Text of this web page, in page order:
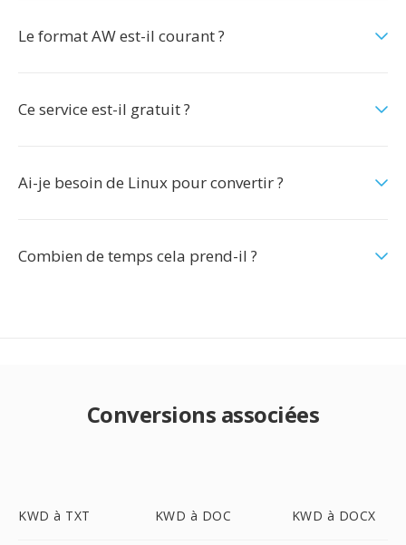
Le format AW est-il courant ?
Ce service est-il gratuit ?
Ai-je besoin de Linux pour convertir ?
Combien de temps cela prend-il ?
Conversions associées
KWD à TXT KWD à DOC KWD à DOCX